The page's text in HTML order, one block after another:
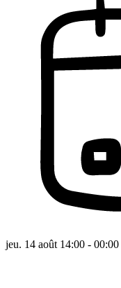
jeu. 14 août 14:00 - 00:00